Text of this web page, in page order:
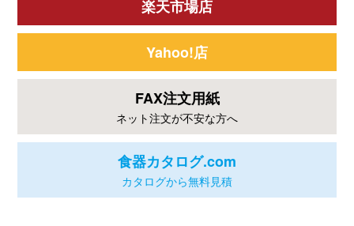
楽天市場店
Yahoo!店
FAX注文用紙
ネット注文が不安な方へ
食器カタログ.com
カタログから無料見積